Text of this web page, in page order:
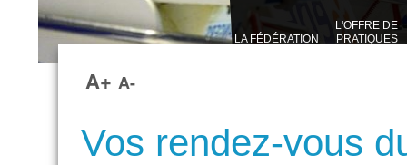
LA FÉDÉRATION
L'OFFRE DE
PRATIQUES
A+ A-
Vos rendez-vous